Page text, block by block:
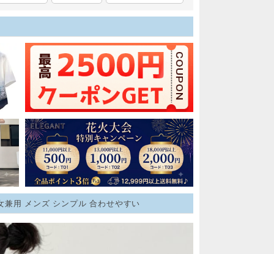
用 メンズ シンプル 合わせやすい